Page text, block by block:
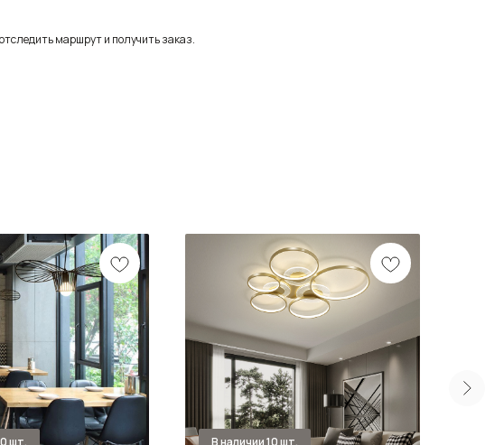
маршрут и получить заказ.